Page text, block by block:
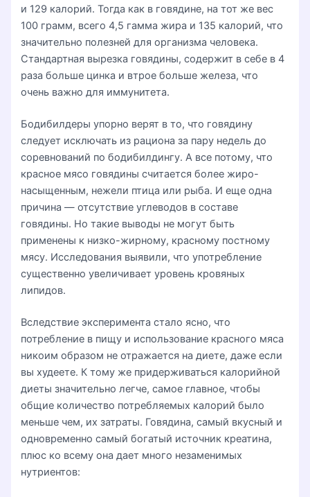
и 129 калорий. Тогда как в говядине, на тот же вес
100 грамм, всего 4,5 гамма жира и 135 калорий, что
значительно полезней для организма человека.
Стандартная вырезка говядины, содержит в себе в 4
раза больше цинка и втрое больше железа, что
очень важно для иммунитета.
Бодибилдеры упорно верят в то, что говядину
следует исключать из рациона за пару недель до
соревнований по бодибилдингу. А все потому, что
красное мясо говядины считается более жиро-
насыщенным, нежели птица или рыба. И еще одна
причина — отсутствие углеводов в составе
говядины. Но такие выводы не могут быть
применены к низко-жирному, красному постному
мясу. Исследования выявили, что употребление
существенно увеличивает уровень кровяных
липидов.
Вследствие эксперимента стало ясно, что
потребление в пищу и использование красного мяса
никоим образом не отражается на диете, даже если
вы худеете. К тому же придерживаться калорийной
диеты значительно легче, самое главное, чтобы
общие количество потребляемых калорий было
меньше чем, их затраты. Говядина, самый вкусный и
одновременно самый богатый источник креатина,
плюс ко всему она дает много незаменимых
нутриентов: